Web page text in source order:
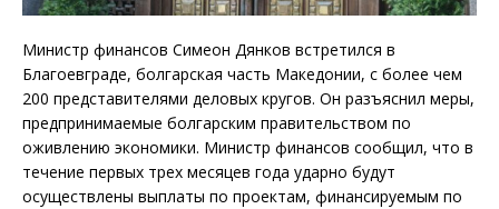
Министр финансов Симеон Дянков встретился в
Благоевграде, болгарская часть Македонии, с более чем
200 представителями деловых кругов. Он разъяснил меры,
предпринимаемые болгарским правительством по
оживлению экономики. Министр финансов сообщил, что в
течение первых трех месяцев года ударно будут
осуществлены выплаты по проектам, финансируемым по